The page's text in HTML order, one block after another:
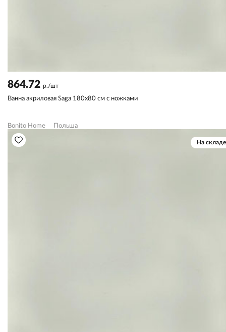
864.72 р./шт
Ванна акриловая Saga 180х80 см с ножками
Bonito Home Польша
На складе